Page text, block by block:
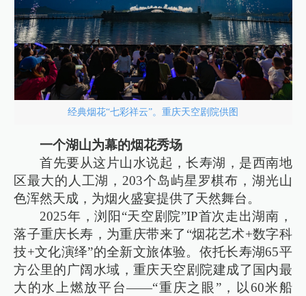
经典烟花“七彩祥云”。重庆天空剧院供图
一个湖山为幕的烟花秀场
首先要从这片山水说起，长寿湖，是西南地
区最大的人工湖，203个岛屿星罗棋布，湖光山
色浑然天成，为烟火盛宴提供了天然舞台。
2025年，浏阳“天空剧院”IP首次走出湖南，
落子重庆长寿，为重庆带来了“烟花艺术+数字科
技+文化演绎”的全新文旅体验。依托长寿湖65平
方公里的广阔水域，重庆天空剧院建成了国内最
大的水上燃放平台——“重庆之眼”，以60米船